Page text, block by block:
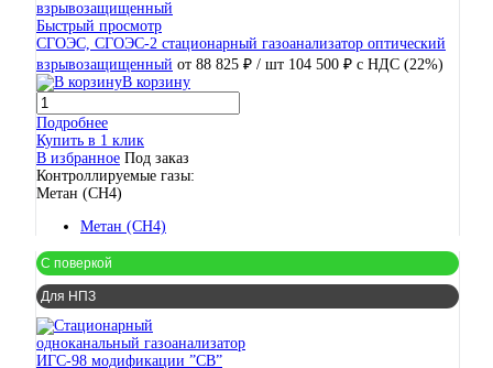
Быстрый просмотр
СГОЭС, СГОЭС-2 стационарный газоанализатор оптический
взрывозащищенный от 88 825 ₽ / шт 104 500 ₽ с НДС (22%)
В корзину
Подробнее
Купить в 1 клик
В избранное Под заказ
Контроллируемые газы:
Метан (CH4)
Метан (CH4)
С поверкой
Для НПЗ